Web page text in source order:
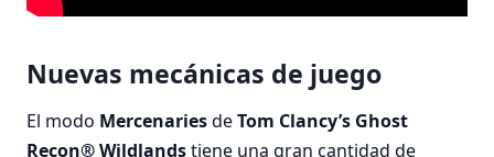
Nuevas mecánicas de juego
El modo MercenariesdeTom Clancy’s Ghost
Recon® Wildlandstiene una gran cantidad de